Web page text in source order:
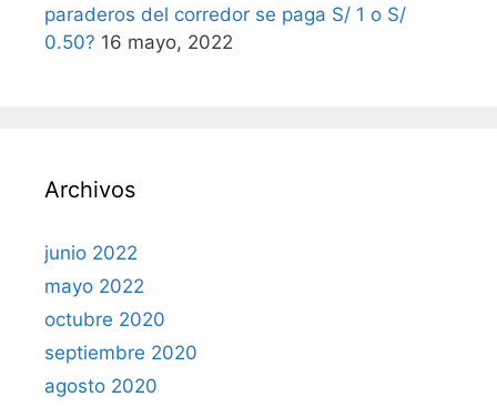
paraderos del corredor se paga S/ 1 o S/
0.50? 16 mayo, 2022
Archivos
junio 2022
mayo 2022
octubre 2020
septiembre 2020
agosto 2020